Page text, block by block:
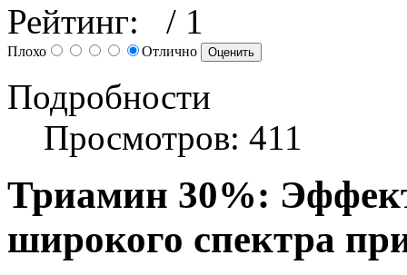
Рейтинг:
/ 1
Плохо Отлично
Подробности
Просмотров: 411
Триамин 30%:
широкого спектра